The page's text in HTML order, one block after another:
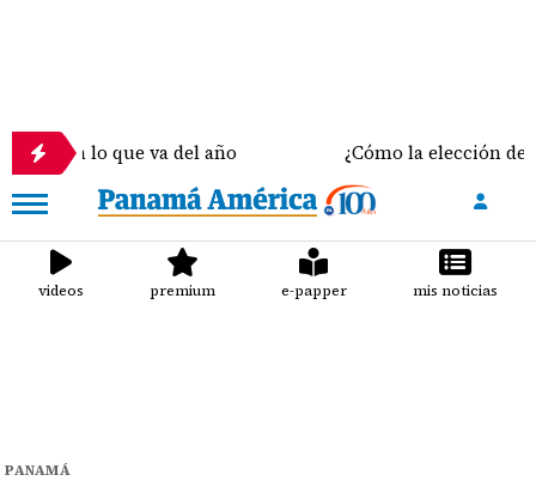
va del año ¿Cómo la elección del sostén
videos premium e-papper mis noticias
PANAMÁ